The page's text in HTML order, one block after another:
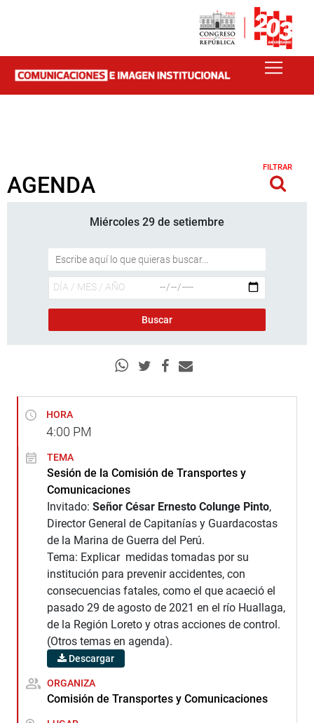
AGENDA
FILTRAR
Miércoles 29 de setiembre
HORA
4:00 PM
TEMA
Sesión de la Comisión de Transportes y
Comunicaciones
Invitado: Señor César Ernesto Colunge Pinto,
Director General de Capitanías y Guardacostas
de la Marina de Guerra del Perú.
Tema: Explicar medidas tomadas por su
institución para prevenir accidentes, con
consecuencias fatales, como el que acaeció el
pasado 29 de agosto de 2021 en el río Huallaga,
de la Región Loreto y otras acciones de control.
(Otros temas en agenda).
Descargar
ORGANIZA
Comisión de Transportes y Comunicaciones